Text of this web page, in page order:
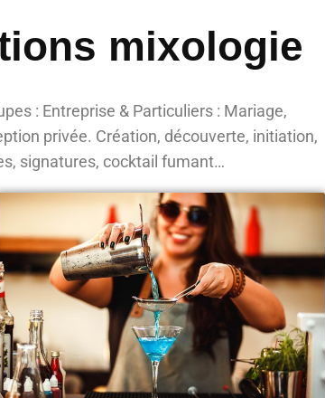
mixologie
: Entreprise & Particuliers : Mariage,
privée. Création, découverte, initiation,
signatures, cocktail fumant…